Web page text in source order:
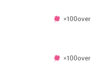
×100over
×100over